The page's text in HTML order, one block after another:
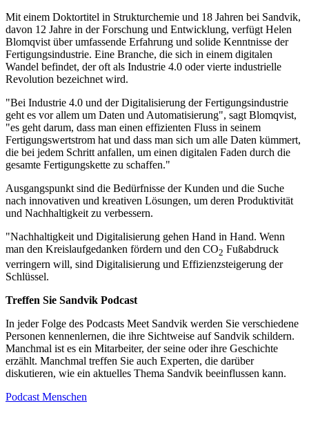
Mit einem Doktortitel in Strukturchemie und 18 Jahren bei Sandvik,
davon 12 Jahre in der Forschung und Entwicklung, verfügt Helen
Blomqvist über umfassende Erfahrung und solide Kenntnisse der
Fertigungsindustrie. Eine Branche, die sich in einem digitalen
Wandel befindet, der oft als Industrie 4.0 oder vierte industrielle
Revolution bezeichnet wird.
"Bei Industrie 4.0 und der Digitalisierung der Fertigungsindustrie
geht es vor allem um Daten und Automatisierung", sagt Blomqvist,
"es geht darum, dass man einen effizienten Fluss in seinem
Fertigungswertstrom hat und dass man sich um alle Daten kümmert,
die bei jedem Schritt anfallen, um einen digitalen Faden durch die
gesamte Fertigungskette zu schaffen."
Ausgangspunkt sind die Bedürfnisse der Kunden und die Suche
nach innovativen und kreativen Lösungen, um deren Produktivität
und Nachhaltigkeit zu verbessern.
"Nachhaltigkeit und Digitalisierung gehen Hand in Hand. Wenn
man den Kreislaufgedanken fördern und den CO2 Fußabdruck
verringern will, sind Digitalisierung und Effizienzsteigerung der
Schlüssel.
Treffen Sie Sandvik Podcast
In jeder Folge des Podcasts Meet Sandvik werden Sie verschiedene
Personen kennenlernen, die ihre Sichtweise auf Sandvik schildern.
Manchmal ist es ein Mitarbeiter, der seine oder ihre Geschichte
erzählt. Manchmal treffen Sie auch Experten, die darüber
diskutieren, wie ein aktuelles Thema Sandvik beeinflussen kann.
Podcast Menschen